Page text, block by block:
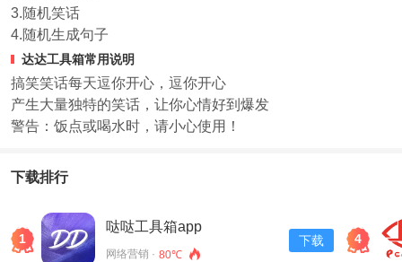
3.随机笑话
4.随机生成句子
达达工具箱常用说明
搞笑笑话每天逗你开心，逗你开心
产生大量独特的笑话，让你心情好到爆发
警告：饭点或喝水时，请小心使用！
下载排行
1
哒哒工具箱app
网络营销 · 80℃
下载 4